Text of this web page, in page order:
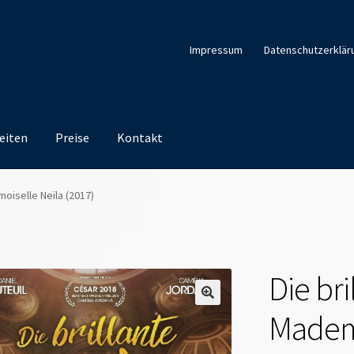
Impressum
Preise Kontakt
Neïla (2017)
Die